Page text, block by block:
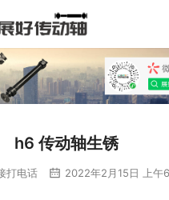
h6 传动轴生锈
打电话 2022年2月15日 上午